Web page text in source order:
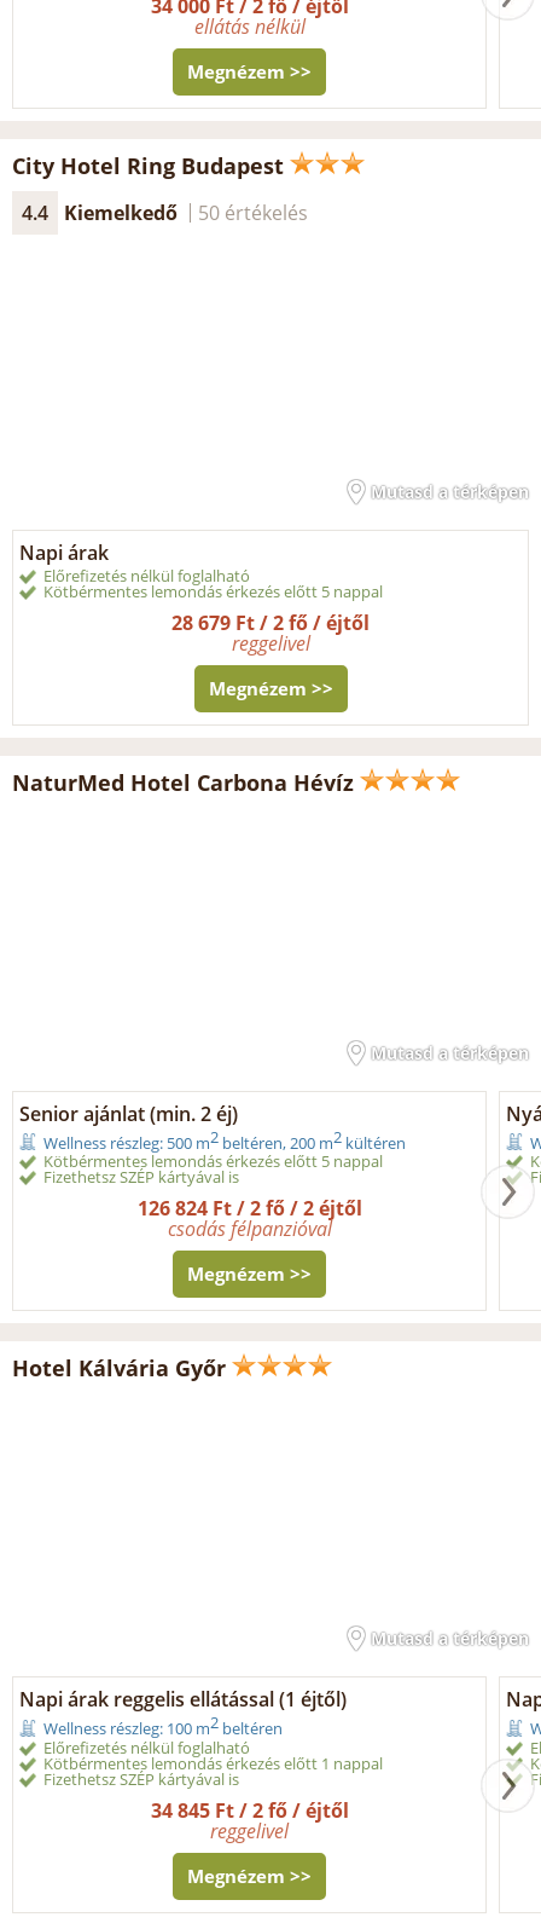
34 000 Ft / 2 fő / éjtől
ellátás nélkül
Megnézem >>
City Hotel Ring Budapest
4.4 Kiemelkedő 50 értékelés
Mutasd a térképen
Napi árak
Előrefizetés nélkül foglalható
Kötbérmentes lemondás érkezés előtt 5 nappal
28 679 Ft / 2 fő / éjtől
reggelivel
Megnézem >>
NaturMed Hotel Carbona Hévíz
Mutasd a térképen
Senior ajánlat (min. 2 éj)
Wellness részleg: 500 m2 beltéren, 200 m2 kültéren
Kötbérmentes lemondás érkezés előtt 5 nappal
Fizethetsz SZÉP kártyával is
126 824 Ft / 2 fő / 2 éjtől
csodás félpanzióval
Megnézem >>
Hotel Kálvária Győr
Mutasd a térképen
Napi árak reggelis ellátással (1 éjtől)
Wellness részleg: 100 m2 beltéren
Előrefizetés nélkül foglalható
Kötbérmentes lemondás érkezés előtt 1 nappal
Fizethetsz SZÉP kártyával is
34 845 Ft / 2 fő / éjtől
reggelivel
Megnézem >>